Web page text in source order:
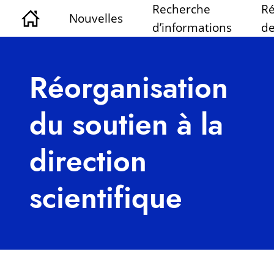
Nouvelles
Recherche
d’informations
Réorganisation
du soutien à la
direction
scientifique